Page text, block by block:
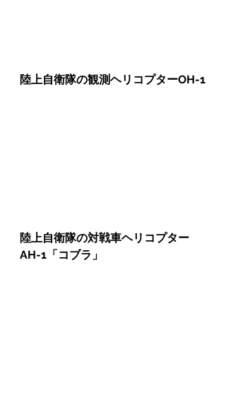
陸上自衛隊の観測ヘリコプターOH-1
陸上自衛隊の対戦車ヘリコプター
AH-1「コブラ」